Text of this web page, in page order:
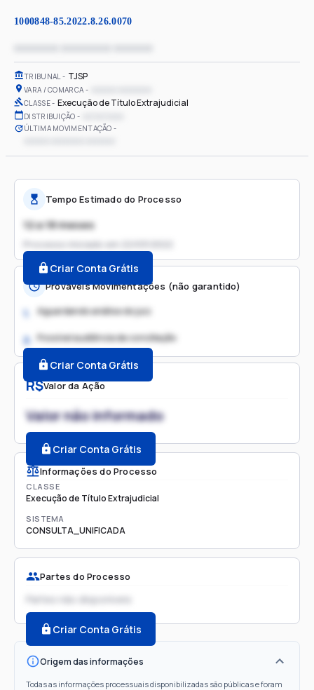
1000848-85.2022.8.26.0070
TRIBUNAL TJSP
VARA / COMARCA
CLASSE Execução de Título Extrajudicial
DISTRIBUIÇÃO
ÚLTIMA MOVIMENTAÇÃO
R$Valor da Ação
Valor não informado
Criar Conta Grátis
Informações do Processo
CLASSE
Execução de Título Extrajudicial
SISTEMA
CONSULTA_UNIFICADA
Partes do Processo
Partes não disponíveis
Criar Conta Grátis
Origem das informações
Todas as informações processuais disponibilizadas são públicas e foram
Tempo Estimado do Processo
12 a 18 meses
Processo iniciado em
Criar Conta Grátis
Prováveis Movimentações (não garantido)
1. Aguardando análise do juiz
2. Possível audiência de conciliação
Criar Conta Grátis